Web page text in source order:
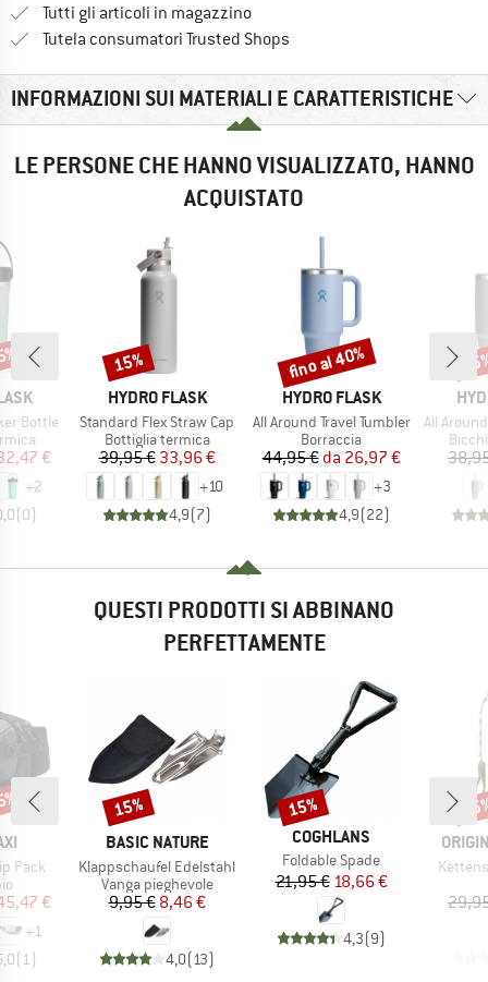
Tutti gli articoli in magazzino
Tutela consumatori Trusted Shops
INFORMAZIONI SUI MATERIALI E CARATTERISTICHE
LE PERSONE CHE HANNO VISUALIZZATO, HANNO
ACQUISTATO
Bottle
ridotto
€
+2
(0)
MARCHIO
HYDRO FLASK
Articolo
Standard Flex Straw Cap
Gruppo di prodotti
Bottiglia termica
Prezzo
39,95 €Prezzo ridotto
33,96 €
+10
4,9(7)
Sconto
15%
MARCHIO
HYDRO FLASK
Articolo
All Around Travel Tumbler
Gruppo di prodotti
Borraccia
Prezzo
44,95 € Prezzo ridotto
da 26,97 €
+3
4,9(22)
Sconto
fino al 40%
Articolo
All Around
QUESTI PRODOTTI SI ABBINANO
PERFETTAMENTE
Pack
prodotti
ridotto
€
+1
(1 )
MARCHIO
BASIC NATURE
Articolo
Klappschaufel Edelstahl
Gruppo di prodotti
Vanga pieghevole
Prezzo
9,95 €Prezzo ridotto
8,46 €
4,0(13)
Sconto
15%
MARCHIO
COGHLANS
Articolo
Foldable Spade
Prezzo
21,95 €Prezzo ridotto
18,66 €
4,3(9)
Sconto
15%
Articolo